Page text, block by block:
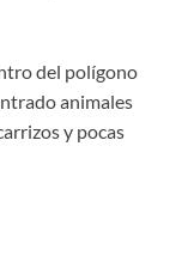
del polígono
animales
y pocas